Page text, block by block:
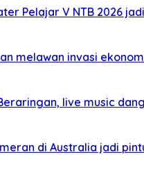
Pelajar V NTB 2026
melawan invasi
live music
di Australia jadi